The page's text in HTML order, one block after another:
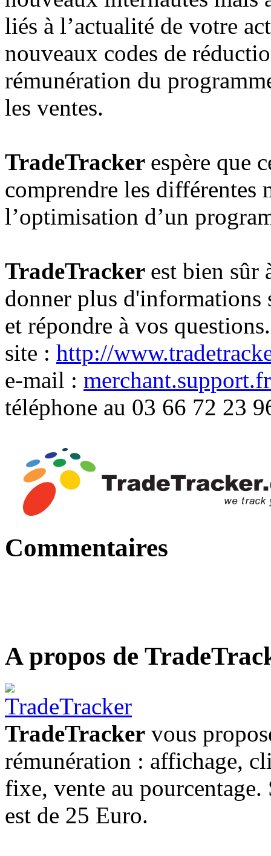
liés à l’actualité de votre
nouveaux codes de
rémunération du
les ventes.
TradeTracker espère que
comprendre les différentes
l’optimisation d’un
TradeTracker est bien sûr
donner plus
et répondre à vos
site : http://
e-mail :
téléphone au 03 66 72 23
Commentaires
A propos de
TradeTracker vous
rémunération : affichage,
fixe, vente au
est de 25 Euro.